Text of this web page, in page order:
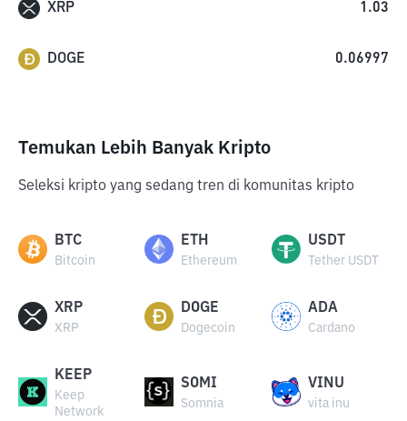
XRP 1.03
DOGE 0.06997
Temukan Lebih Banyak Kripto
Seleksi kripto yang sedang tren di komunitas kripto
BTC
Bitcoin
ETH
Ethereum
USDT
Tether USDT
XRP
XRP
DOGE
Dogecoin
ADA
Cardano
KEEP
Keep
Network
SOMI
Somnia
VINU
vita inu